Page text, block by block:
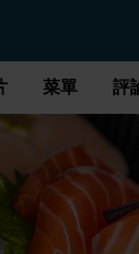
菜單 評